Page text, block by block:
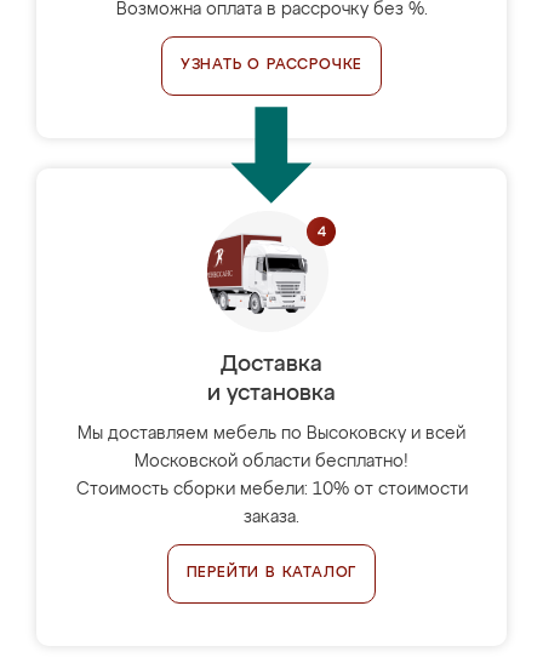
Возможна оплата в рассрочку без %.
УЗНАТЬ О РАССРОЧКЕ
Доставка
и установка
Мы доставляем мебель по Высоковску и всей
Московской области бесплатно!
Стоимость сборки мебели: 10% от стоимости
заказа.
ПЕРЕЙТИ В КАТАЛОГ